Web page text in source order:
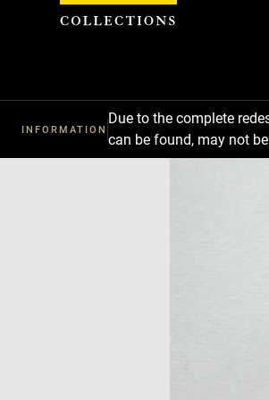
INFORMATION
Due to the complete
can be found, may not
Cookies management panel